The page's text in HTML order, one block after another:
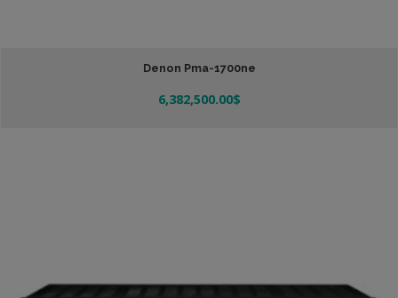
Denon Pma-1700ne
6,382,500.00$
Añadir Al Carrito